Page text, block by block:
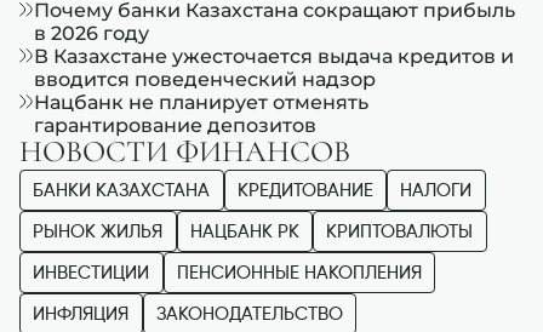
Почему банки Казахстана сокращают прибыль
в 2026 году
В Казахстане ужесточается выдача кредитов и
вводится поведенческий надзор
Нацбанк не планирует отменять
гарантирование депозитов
НОВОСТИ ФИНАНСОВ
БАНКИ КАЗАХСТАНА КРЕДИТОВАНИЕ НАЛОГИ
РЫНОК ЖИЛЬЯ НАЦБАНК РК КРИПТОВАЛЮТЫ
ИНВЕСТИЦИИ ПЕНСИОННЫЕ НАКОПЛЕНИЯ
ИНФЛЯЦИЯ ЗАКОНОДАТЕЛЬСТВО